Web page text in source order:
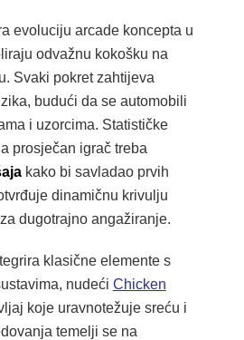
evoluciju arcade koncepta u
odvažnu kokošku na
Svaki pokret zahtijeva
budući da se automobili
i uzorcima. Statističke
prosječan igrač treba
kako bi savladao prvih
dinamičnu krivulju
dugotrajno angažiranje.
klasične elemente s
nudeći Chicken
koje uravnotežuje sreću i
temelji se na